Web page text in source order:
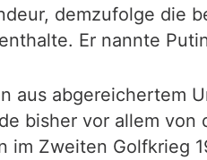
demzufolge die
Er nannte
aus abgereichertem
bisher vor allem
Zweiten Golfkrieg